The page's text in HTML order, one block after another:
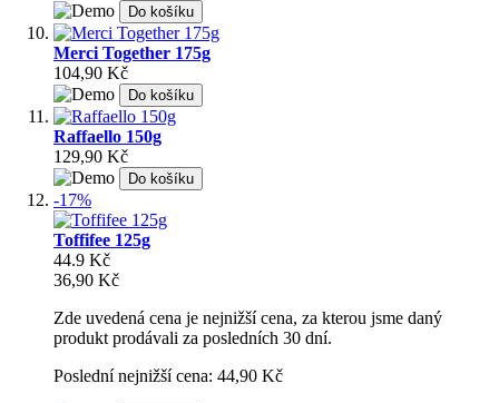
Do košíku
Merci Together 175g
104,90 Kč
Do košíku
Raffaello 150g
129,90 Kč
Do košíku
-17%
Toffifee 125g
44.9 Kč
36,90 Kč
Zde uvedená cena je nejnižší cena, za kterou jsme daný
produkt prodávali za posledních 30 dní.
Poslední nejnižší cena: 44,90 Kč